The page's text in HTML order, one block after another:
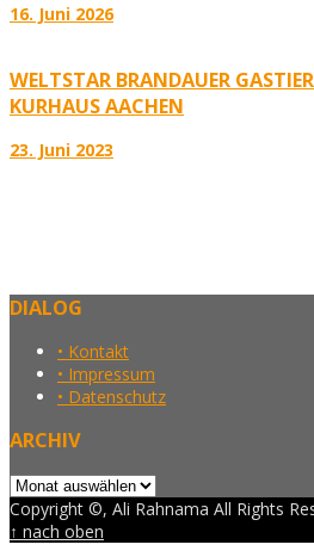
16. Juni 2026
WELTSTAR BRANDAUER
KURHAUS AACHEN
23. Juni 2023
DIALOG
• Kontakt
• Impressum
• Datenschutz
ARCHIV
Archiv
Copyright ©, Ali Rahnama All Rights
↑ nach oben